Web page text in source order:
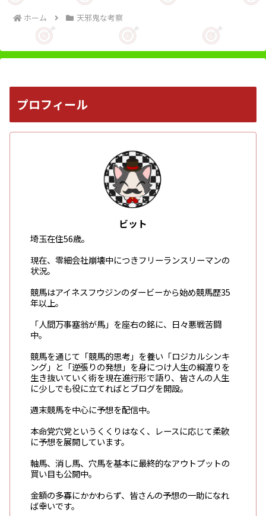
ホーム 天邪鬼な考察
プロフィール
ビット
埼玉在住56歳。
現在、零細会社崩壊中につきフリーランスリーマンの
状況。
競馬はアイネスフウジンのダービーから始め競馬歴35
年以上。
「人間万事塞翁が馬」を座右の銘に、日々悪戦苦闘
中。
競馬を通じて「競馬的思考」を養い「ロジカルシンキ
ング」と「逆張りの発想」を身につけ人生の綱渡りを
生き抜いていく術を現在進行形で語り、皆さんの人生
に少しでも役に立てればとブログを開設。
週末競馬を中心に予想を配信中。
本命党穴党というくくりはなく、レースに応じて柔軟
に予想を展開しています。
軸馬、消し馬、穴馬を基本に最終的なアウトプットの
買い目も公開中。
金額の多寡にかかわらず、皆さんの予想の一助になれ
ば幸いです。